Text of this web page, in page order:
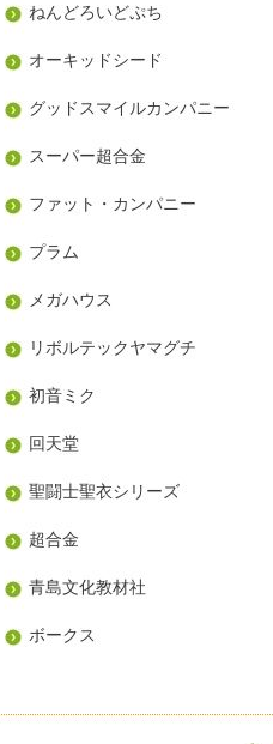
ねんどろいどぷち
オーキッドシード
グッドスマイルカンパニー
スーパー超合金
ファット・カンパニー
プラム
メガハウス
リボルテックヤマグチ
初音ミク
回天堂
聖闘士聖衣シリーズ
超合金
青島文化教材社
ボークス